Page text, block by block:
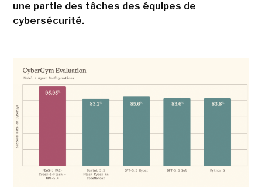
une partie des tâches des équipes de
cybersécurité.